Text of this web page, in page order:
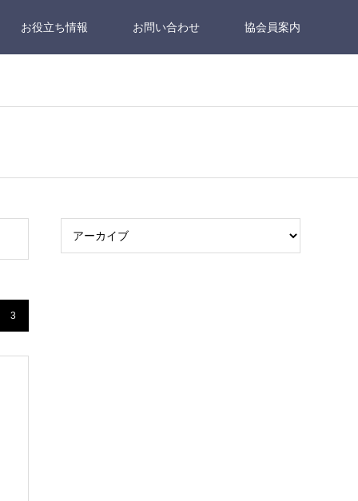
お役立ち情報 お問い合わせ 協会員案内
3